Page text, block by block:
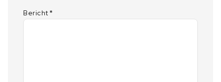
Bericht *